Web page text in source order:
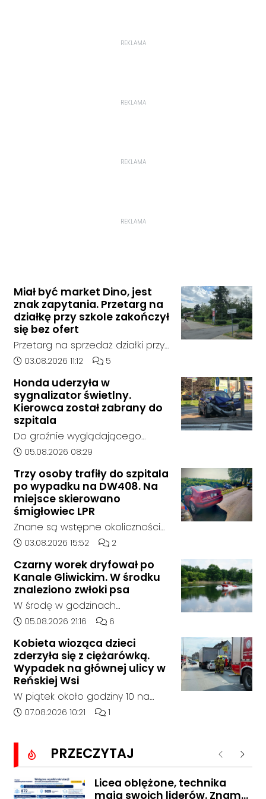
REKLAMA
REKLAMA
REKLAMA
REKLAMA
Miał być market Dino, jest
znak zapytania. Przetarg na
działkę przy szkole zakończył
się bez ofert
Przetarg na sprzedaż działki przy
Zespole Szkół Technicznych i
Kędzierzynie-Koźlu zakończył się
bez rozstrzygnięcia. Mimo
wcześniejszego zainteresowania
terenem ze strony sieci Dino, do
postępowania nie zgłosił się
żaden oferent.
Data dodania artykułu:
03.08.2026 11:12 Liczba komentarzy artykułu:
5
Honda uderzyła w
sygnalizator świetlny.
Kierowca został zabrany do
szpitala
Do groźnie wyglądającego
zdarzenia drogowego doszło w
godziny 6:30 kierujący
samochodem marki Honda
zjechał z drogi i uderzył w
sygnalizator świetlny.
Data dodania artykułu:
05.08.2026 08:29
Trzy osoby trafiły do szpitala
po wypadku na DW408. Na
miejsce skierowano
śmigłowiec LPR
Znane są wstępne okoliczności
zdarzenia drogowego, do
14:30 na drodze wojewódzkiej nr
408 pomiędzy Starym Koźlem a
Bierawą.
Data dodania artykułu:
03.08.2026 15:52 Liczba komentarzy artykułu:
2
Czarny worek dryfował po
Kanale Gliwickim. W środku
znaleziono zwłoki psa
W środę w godzinach
popołudniowych służby zostały
Gliwicki po zgłoszeniu od
zaniepokojonego świadka.
Osoba zgłaszająca zauważyła
unoszący się na wodzie czarny
worek, którego zawartość
wzbudziła jej niepokój.
Data dodania artykułu:
05.08.2026 21:16 Liczba komentarzy artykułu:
6
Kobieta wioząca dzieci
zderzyła się z ciężarówką.
Wypadek na głównej ulicy w
Reńskiej Wsi
W piątek około godziny 10 na
ulicy Pawłowickiej w Reńskiej Wsi
samochodu osobowego i
ciężarówki. Droga w rejonie
zdarzenia jest całkowicie
zablokowana.
Data dodania artykułu:
07.08.2026 10:21 Liczba komentarzy artykułu:
1
PRZECZYTAJ Poprzednie
Licea oblężone, technika
mają swoich liderów. Znamy